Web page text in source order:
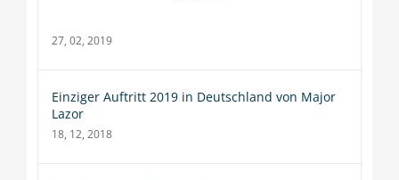
27, 02, 2019
Einziger Auftritt 2019 in Deutschland von Major
Lazor
18, 12, 2018